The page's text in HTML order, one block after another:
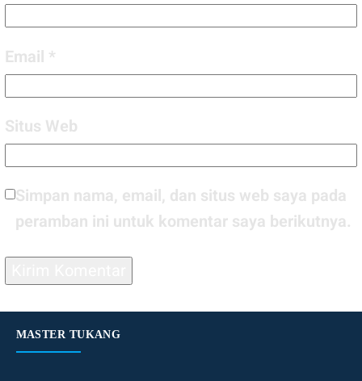
Email *
Situs Web
Simpan nama, email, dan situs web saya pada
peramban ini untuk komentar saya berikutnya.
MASTER TUKANG